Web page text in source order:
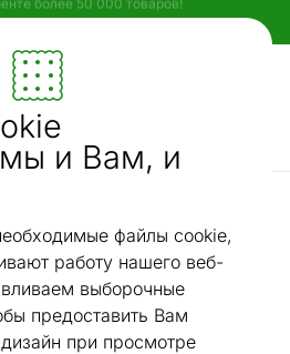
и Вам, и
файлы cookie,
работу нашего веб-
выборочные
предоставить Вам
при просмотре
способы оплаты!
- ON24
панель Bomann EBKI7942